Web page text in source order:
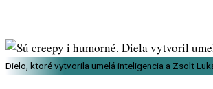
Dielo, ktoré vytvorila umelá inteligencia a Zsolt